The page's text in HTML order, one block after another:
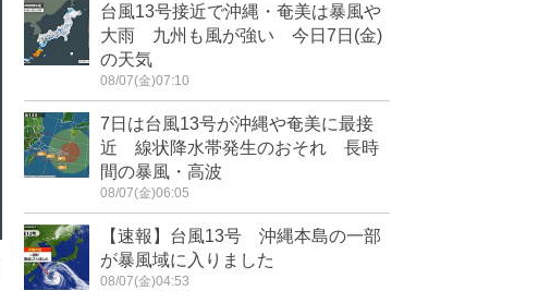
台風13号接近で沖縄・奄美は暴風や
大雨 九州も風が強い 今日7日(金)
の天気
08/07(金)07:10
7日は台風13号が沖縄や奄美に最接
近 線状降水帯発生のおそれ 長時
間の暴風・高波
08/07(金)06:05
【速報】台風13号 沖縄本島の一部
が暴風域に入りました
08/07(金)04:53